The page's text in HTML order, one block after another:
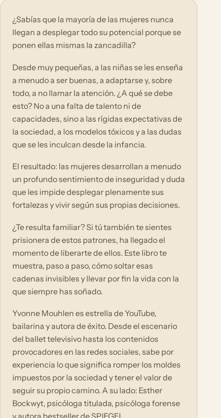
¿Sabías que la mayoría de las mujeres nunca
llegan a desplegar todo su potencial porque se
ponen ellas mismas la zancadilla?
Desde muy pequeñas, a las niñas se les enseña
a menudo a ser buenas, a adaptarse y, sobre
todo, a no llamar la atención. ¿A qué se debe
esto? No a una falta de talento ni de
capacidades, sino a las rígidas expectativas de
la sociedad, a los modelos tóxicos y a las dudas
que se les inculcan desde la infancia.
El resultado: las mujeres desarrollan a menudo
un profundo sentimiento de inseguridad y duda
que les impide desplegar plenamente sus
fortalezas y vivir según sus propias decisiones.
¿Te resulta familiar? Si tú también te sientes
prisionera de estos patrones, ha llegado el
momento de liberarte de ellos. Este libro te
muestra, paso a paso, cómo soltar esas
cadenas invisibles y llevar por fin la vida con la
que siempre has soñado.
Yvonne Mouhlen es estrella de YouTube,
bailarina y autora de éxito. Desde el escenario
del ballet televisivo hasta los contenidos
provocadores en las redes sociales, sabe por
experiencia lo que significa romper los moldes
impuestos por la sociedad y tener el valor de
seguir su propio camino. A su lado: Esther
Bockwyt, psicóloga titulada, psicóloga forense